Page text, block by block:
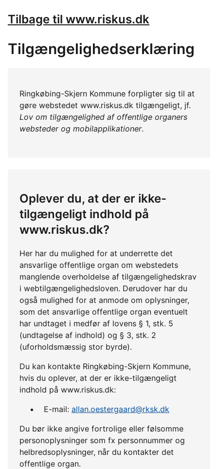
Tilbage til www.riskus.dk
Tilgængelighedserklæring
Ringkøbing-Skjern Kommune forpligter sig til at
gøre webstedet www.riskus.dk tilgængeligt, jf.
Lov om tilgængelighed af offentlige organers
websteder og mobilapplikationer.
Oplever du, at der er ikke-
tilgængeligt indhold på
www.riskus.dk?
Her har du mulighed for at underrette det
ansvarlige offentlige organ om webstedets
manglende overholdelse af tilgængelighedskrav
i webtilgængelighedsloven. Derudover har du
også mulighed for at anmode om oplysninger,
som det ansvarlige offentlige organ eventuelt
har undtaget i medfør af lovens § 1, stk. 5
(undtagelse af indhold) og § 3, stk. 2
(uforholdsmæssig stor byrde).
Du kan kontakte Ringkøbing-Skjern Kommune,
hvis du oplever, at der er ikke-tilgængeligt
indhold på www.riskus.dk:
E-mail: allan.oestergaard@rksk.dk
Du bør ikke angive fortrolige eller følsomme
personoplysninger som fx personnummer og
helbredsoplysninger, når du kontakter det
offentlige organ.